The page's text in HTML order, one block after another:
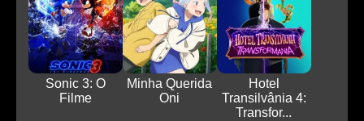
Sonic 3: O
Filme
Minha Querida
Oni
Hotel
Transilvânia 4:
Transfor...